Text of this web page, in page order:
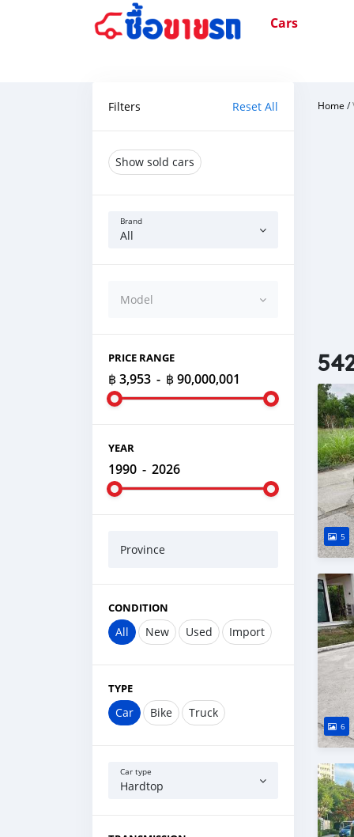
Cars
Filters Reset All
Show sold cars
Brand
All
Model
PRICE RANGE
฿ 3,953 - ฿ 90,000,001
YEAR
1990 - 2026
Province
CONDITION
All New Used Import
TYPE
Car Bike Truck
Car type
Hardtop
Home /
5
6